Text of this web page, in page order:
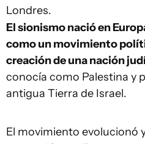
Londres.
El sionismo nació en
como un movimiento
creación de una nación
conocía como Palestina y
antigua Tierra de Israel.
El movimiento evolucionó